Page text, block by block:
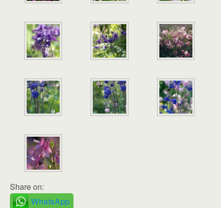
Share on:
WhatsApp